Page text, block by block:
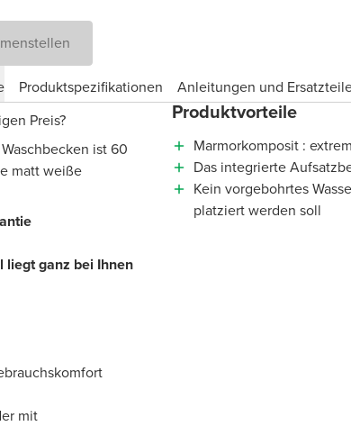
Produktspezifikationen Anleitungen und
Preis?
ist 60
matt weiße
liegt ganz bei Ihnen
mit
Produktvorteile
Marmorkomposit :
Das integrierte
Kein vorgebohrtes
platziert werden soll